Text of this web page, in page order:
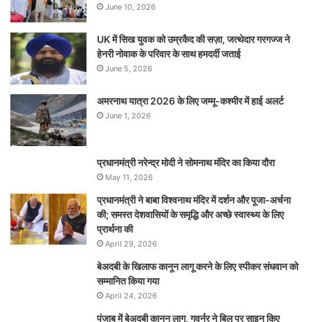
June 10, 2026
UK में सिख युवक को उम्रकैद की सज़ा, जत्थेदार गरगज्ज ने
हेनरी नोवाक के परिवार के साथ हमदर्दी जताई
June 5, 2026
अमरनाथ यात्रा 2026 के लिए जम्मू-कश्मीर में हाई अलर्ट
June 1, 2026
प्रधानमंत्री नरेन्‍द्र मोदी ने सोमनाथ मंदिर का किया दौरा
May 11, 2026
प्रधानमंत्री ने बाबा विश्वनाथ मंदिर में दर्शन और पूजा-अर्चना
की; समस्‍त देशवासियों के समृद्धि और अच्छे स्वास्थ्य के लिए
प्रार्थना की
April 29, 2026
बेअदबी के खिलाफ कानून लागू करने के लिए स्पीकर संधवान को
सम्मानित किया गया
April 24, 2026
पंजाब में बेअदबी कानून लागू, गवर्नर ने बिल पर साइन किए